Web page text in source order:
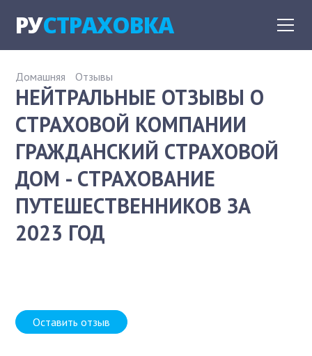
РУСТРАХОВКА
Домашняя Отзывы
НЕЙТРАЛЬНЫЕ ОТЗЫВЫ О
СТРАХОВОЙ КОМПАНИИ
ГРАЖДАНСКИЙ СТРАХОВОЙ
ДОМ - СТРАХОВАНИЕ
ПУТЕШЕСТВЕННИКОВ ЗА
2023 ГОД
Оставить отзыв